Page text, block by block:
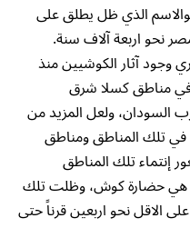
الذي ظل يطلق على
نحو اربعة آلاف سنة.
وجود آثار الكوشيين منذ
في مناطق كسلا شرق
السودان، ولعل المزيد من
في تلك المناطق ومناطق
إنتماء تلك المناطق
هي حضارة كوش، وظلت تلك
الاقل نحو اربعين قرناً حتى